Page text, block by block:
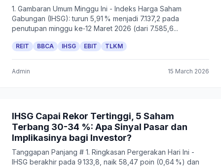
1. Gambaran Umum Minggu Ini - Indeks Harga Saham
Gabungan (IHSG): turun 5,91 % menjadi 7.137,2 pada
penutupan minggu ke‑12 Maret 2026 (dari 7.585,6...
REIT BBCA IHSG EBIT TLKM
Admin 15 March 2026
IHSG Capai Rekor Tertinggi, 5 Saham
Terbang 30-34 %: Apa Sinyal Pasar dan
Implikasinya bagi Investor?
Tanggapan Panjang # 1. Ringkasan Pergerakan Hari Ini -
IHSG berakhir pada 9 133,8, naik 58,47 poin (0,64 %) dan